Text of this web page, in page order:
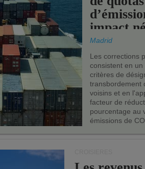
impact
les ports
Madrid
Les corrections
consistent en
critères de
transbordement
voisins et en
facteur de
pourcentage au
émissions de